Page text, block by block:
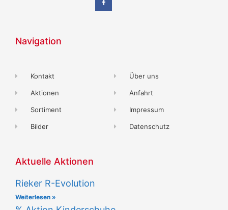
Navigation
Kontakt
Aktionen
Sortiment
Bilder
Über uns
Anfahrt
Impressum
Datenschutz
Aktuelle Aktionen
Rieker R-Evolution
Weiterlesen »